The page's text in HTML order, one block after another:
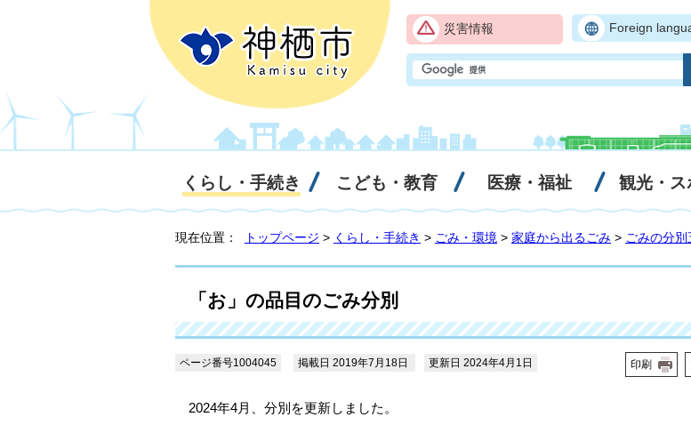
災害情報 Foreign
くらし・手続き こども・教育 医療・福祉 観光・ス
現在位置： トップページ > くらし・手続き > ごみ・環境 > 家庭から出るごみ > ごみの分
「お」の品目のごみ分別
ページ番号1004045 掲載日 2019年7月18日 更新日 2024年4月1日 印刷
2024年4月、分別を更新しました。